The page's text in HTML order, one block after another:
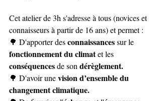
Cet atelier de 3h s'adresse à tous (novices et
connaisseurs à partir de 16 ans) et permet :
🌳 D'apporter des connaissances sur le
fonctionnement du climat et les
conséquences de son dérèglement.
🌳 D'avoir une vision d’ensemble du
changement climatique.